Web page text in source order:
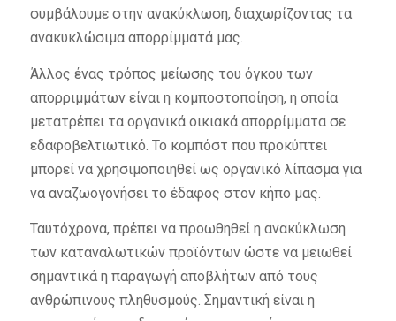
συμβάλουμε στην ανακύκλωση, διαχωρίζοντας τα
ανακυκλώσιμα απορρίμματά μας.
Άλλος ένας τρόπος μείωσης του όγκου των
απορριμμάτων είναι η κομποστοποίηση, η οποία
μετατρέπει τα οργανικά οικιακά απορρίμματα σε
εδαφοβελτιωτικό. Το κομπόστ που προκύπτει
μπορεί να χρησιμοποιηθεί ως οργανικό λίπασμα για
να αναζωογονήσει το έδαφος στον κήπο μας.
Ταυτόχρονα, πρέπει να προωθηθεί η ανακύκλωση
των καταναλωτικών προϊόντων ώστε να μειωθεί
σημαντικά η παραγωγή αποβλήτων από τους
ανθρώπινους πληθυσμούς. Σημαντική είναι η